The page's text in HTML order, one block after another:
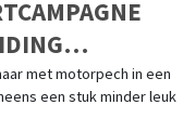
VEILIG HET
met motorpech in een
een stuk minder leuk